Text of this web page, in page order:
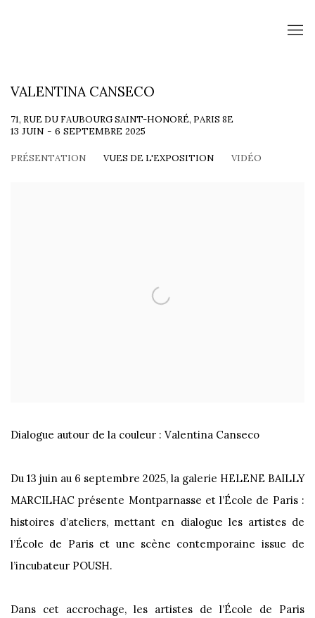
VALENTINA CANSECO
71, RUE DU FAUBOURG SAINT-HONORÉ, PARIS 8E
13 JUIN - 6 SEPTEMBRE 2025
PRÉSENTATION VUES DE L'EXPOSITION VIDÉO
Dialogue autour de la couleur : Valentina Canseco
Du 13 juin au 6 septembre 2025, la galerie HELENE BAILLY
MARCILHAC présente Montparnasse et l’École de Paris :
histoires d’ateliers, mettant en dialogue les artistes de
l’École de Paris et une scène contemporaine issue de
l’incubateur POUSH.
Dans cet accrochage, les artistes de l’École de Paris